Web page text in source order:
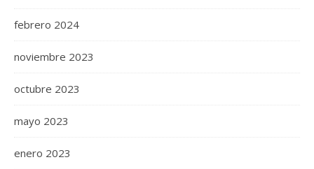
febrero 2024
noviembre 2023
octubre 2023
mayo 2023
enero 2023